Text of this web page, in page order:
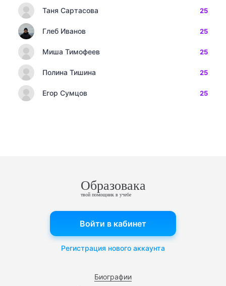
Таня Сартасова 25
Глеб Иванов 25
Миша Тимофеев 25
Полина Тишина 25
Егор Сумцов 25
Образовака
твой помощник в учебе
Биографии
Войти в кабинет
Регистрация нового аккаунта